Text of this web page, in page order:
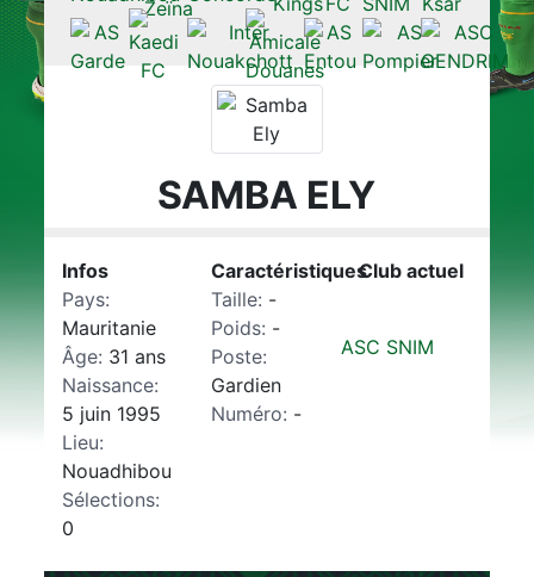
SAMBA ELY
Infos
Pays:
Mauritanie
Âge: 31 ans
Naissance:
5 juin 1995
Lieu:
Nouadhibou
Sélections:
0
Caractéristiques
Taille: -
Poids: -
Poste:
Gardien
Numéro: -
Club actuel
ASC SNIM